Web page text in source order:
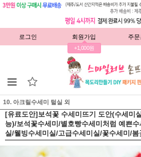
로그인 회원가입
+1,000원
주문
10. 아크릴수세미 털실 외
[유료도안]보석꽃 수세미뜨기 도안(수세미
능)/보석꽃수세미/별호빵수세미처럼 예쁜수
실/웰빙수세미실/고급수세미실/꽃수세미/봄